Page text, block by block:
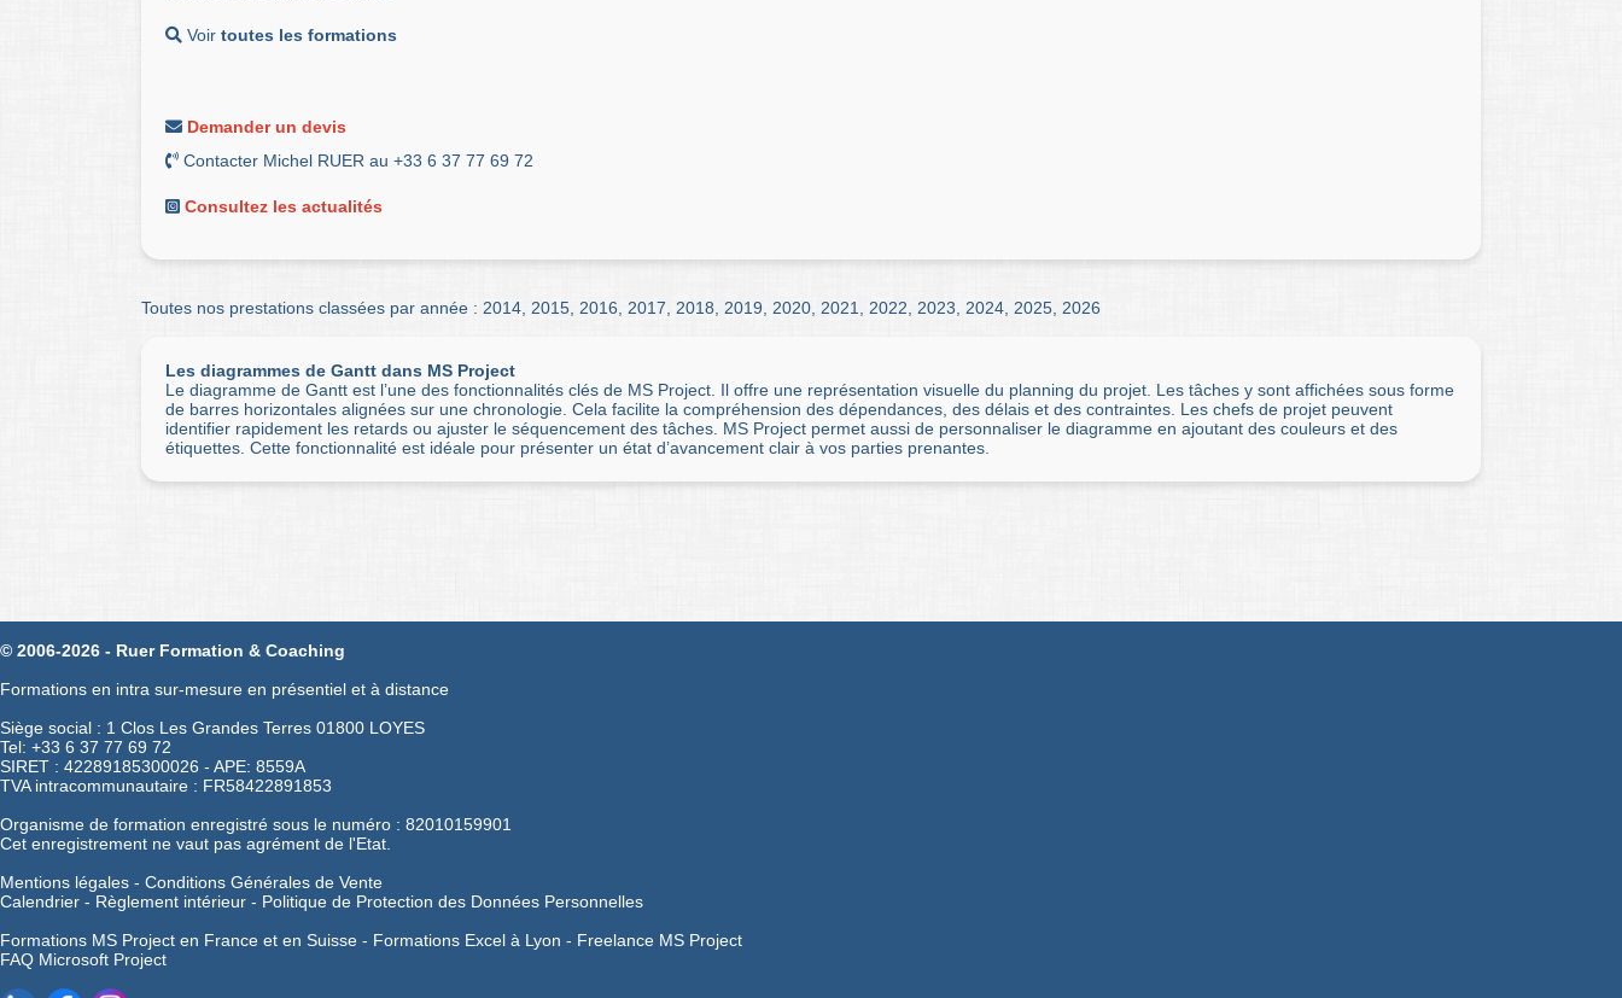
Voir toutes les formations
Demander un devis
Contacter Michel RUER au +33 6 37 77 69 72
Consultez les actualités
Toutes nos prestations classées par année : 2014 2015 2016 2017 2018 2019 2020 2021 2022 2023 2024 2025 2026
Les diagrammes de Gantt dans MS Project
Le diagramme de Gantt est l’une des fonctionnalités clés de MS Project. Il offre une représentation visuelle du planning du projet. Les tâches y sont affichées sous forme
de barres horizontales alignées sur une chronologie. Cela facilite la compréhension des dépendances, des délais et des contraintes. Les chefs de projet peuvent
identifier rapidement les retards ou ajuster le séquencement des tâches. MS Project permet aussi de personnaliser le diagramme en ajoutant des couleurs et des
étiquettes. Cette fonctionnalité est idéale pour présenter un état d’avancement clair à vos parties prenantes.
© 2006-2026 - Ruer Formation & Coaching
Formations en intra sur-mesure en présentiel et à distance
Siège social : 1 Clos Les Grandes Terres 01800 LOYES
Tel: +33 6 37 77 69 72
SIRET : 42289185300026 - APE: 8559A
TVA intracommunautaire : FR58422891853
Organisme de formation enregistré sous le numéro : 82010159901
Cet enregistrement ne vaut pas agrément de l'Etat.
Mentions légales - Conditions Générales de Vente
Calendrier - Règlement intérieur - Politique de Protection des Données Personnelles
Formations MS Project en France et en Suisse - Formations Excel à Lyon - Freelance MS Project
FAQ Microsoft Project